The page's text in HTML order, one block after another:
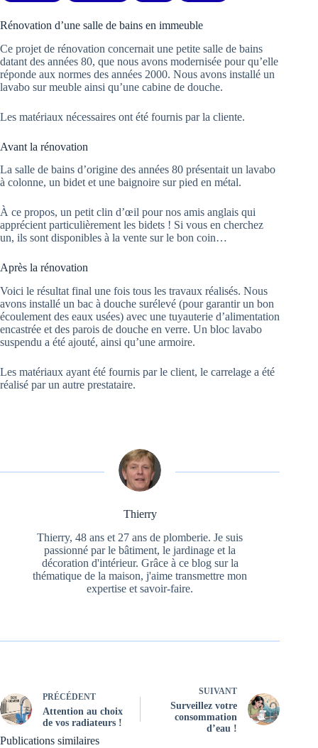
Rénovation d’une salle de bains en immeuble
Ce projet de rénovation concernait une petite salle de bains
datant des années 80, que nous avons modernisée pour qu’elle
réponde aux normes des années 2000. Nous avons installé un
lavabo sur meuble ainsi qu’une cabine de douche.
Les matériaux nécessaires ont été fournis par la cliente.
Avant la rénovation
La salle de bains d’origine des années 80 présentait un lavabo
à colonne, un bidet et une baignoire sur pied en métal.
À ce propos, un petit clin d’œil pour nos amis anglais qui
apprécient particulièrement les bidets ! Si vous en cherchez
un, ils sont disponibles à la vente sur le bon coin…
Après la rénovation
Voici le résultat final une fois tous les travaux réalisés. Nous
avons installé un bac à douche surélevé (pour garantir un bon
écoulement des eaux usées) avec une tuyauterie d’alimentation
encastrée et des parois de douche en verre. Un bloc lavabo
suspendu a été ajouté, ainsi qu’une armoire.
Les matériaux ayant été fournis par le client, le carrelage a été
réalisé par un autre prestataire.
Thierry
Thierry, 48 ans et 27 ans de plomberie. Je suis
passionné par le bâtiment, le jardinage et la
décoration d'intérieur. Grâce à ce blog sur la
thématique de la maison, j'aime transmettre mon
expertise et savoir-faire.
PRÉCÉDENT
Attention au choix
de vos radiateurs !
SUIVANT
Surveillez votre
consommation
d’eau !
Publications similaires